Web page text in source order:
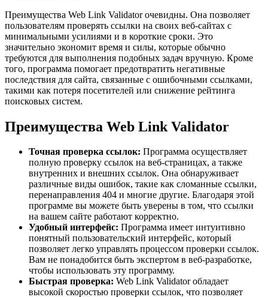
Преимущества Web Link Validator очевидны. Она позволяет
пользователям проверять ссылки на своих веб-сайтах с
минимальными усилиями и в короткие сроки. Это
значительно экономит время и силы, которые обычно
требуются для выполнения подобных задач вручную. Кроме
того, программа помогает предотвратить негативные
последствия для сайта, связанные с ошибочными ссылками,
такими как потеря посетителей или снижение рейтинга
поисковых систем.
Преимущества Web Link Validator
Точная проверка ссылок: Программа осуществляет
полную проверку ссылок на веб-страницах, а также
внутренних и внешних ссылок. Она обнаруживает
различные виды ошибок, такие как сломанные ссылки,
перенаправления 404 и многие другие. Благодаря этой
программе вы можете быть уверены в том, что ссылки
на вашем сайте работают корректно.
Удобный интерфейс: Программа имеет интуитивно
понятный пользовательский интерфейс, который
позволяет легко управлять процессом проверки ссылок.
Вам не понадобится быть экспертом в веб-разработке,
чтобы использовать эту программу.
Быстрая проверка: Web Link Validator обладает
высокой скоростью проверки ссылок, что позволяет